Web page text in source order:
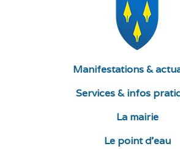
Manifestations &
Services & infos
La mairie
Le point d’eau